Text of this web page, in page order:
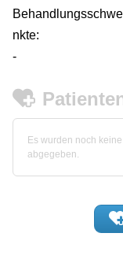
nkte:
-
Es wurden noch
abgegeben.